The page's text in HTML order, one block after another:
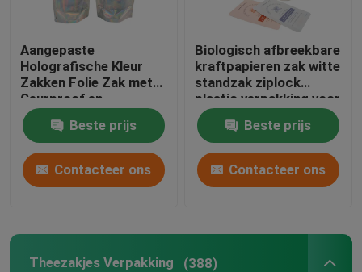
Aangepaste
Holografische Kleur
Zakken Folie Zak met
Geurproof en
Hersluitbare Functie
Beste prijs
Contacteer ons
Biologisch afbreekbare
kraftpapieren zak witte
standzak ziplock
plastic verpakking voor
huisdiervoeding
composteerbaar
Beste prijs
Contacteer ons
Theezakjes Verpakking (388)